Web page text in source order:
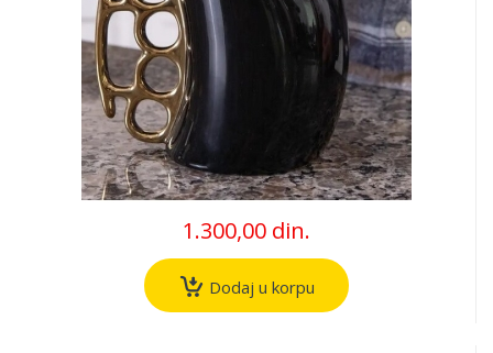
1.300,00 din.
Dodaj u korpu